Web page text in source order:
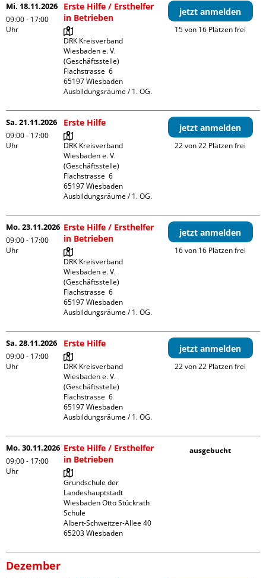
Mi. 18.11.2026
09:00 - 17:00
Uhr
Erste Hilfe / Ersthelfer
in Betrieben
DRK Kreisverband
Wiesbaden e. V.
(Geschäftsstelle)
Flachstrasse  6
65197 Wiesbaden
Ausbildungsräume / 1. OG.
jetzt anmelden
15 von 16 Plätzen frei
Sa. 21.11.2026
09:00 - 17:00
Uhr
Erste Hilfe
DRK Kreisverband
Wiesbaden e. V.
(Geschäftsstelle)
Flachstrasse  6
65197 Wiesbaden
Ausbildungsräume / 1. OG.
jetzt anmelden
22 von 22 Plätzen frei
Mo. 23.11.2026
09:00 - 17:00
Uhr
Erste Hilfe / Ersthelfer
in Betrieben
DRK Kreisverband
Wiesbaden e. V.
(Geschäftsstelle)
Flachstrasse  6
65197 Wiesbaden
Ausbildungsräume / 1. OG.
jetzt anmelden
16 von 16 Plätzen frei
Sa. 28.11.2026
09:00 - 17:00
Uhr
Erste Hilfe
DRK Kreisverband
Wiesbaden e. V.
(Geschäftsstelle)
Flachstrasse  6
65197 Wiesbaden
Ausbildungsräume / 1. OG.
jetzt anmelden
22 von 22 Plätzen frei
Mo. 30.11.2026
09:00 - 17:00
Uhr
Erste Hilfe / Ersthelfer
in Betrieben
Grundschule der
Landeshauptstadt
Wiesbaden Otto Stückrath
Schule
Albert-Schweitzer-Allee 40
ausgebucht
Dezember